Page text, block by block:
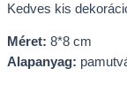
Kedves kis
Méret: 8*8 cm
Alapanyag: